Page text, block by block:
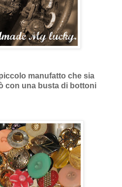
manufatto che sia
con una busta di bottoni